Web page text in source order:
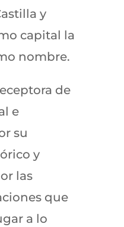
y
capital la
nombre.
de
e
su
y
las
que
a lo